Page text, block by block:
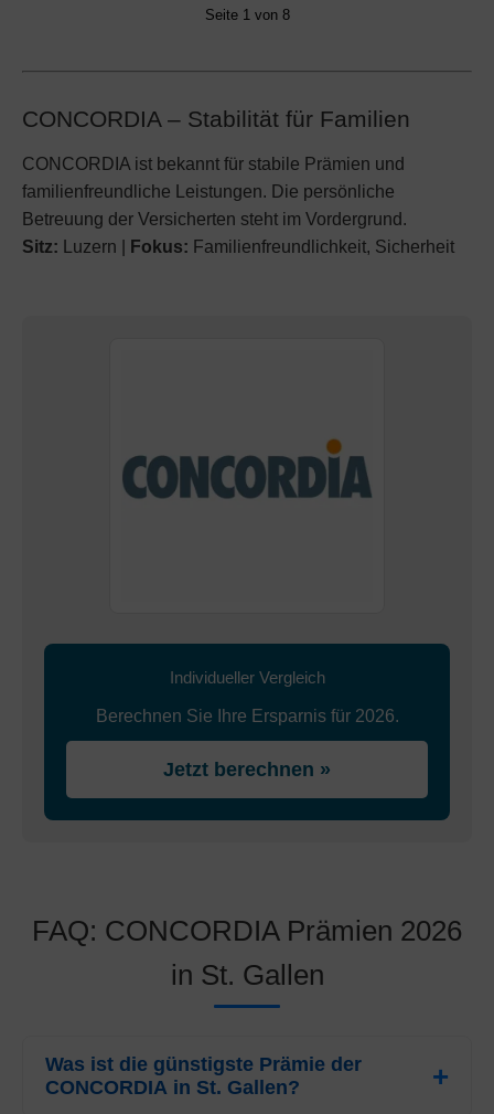
Seite 1 von 8
CONCORDIA – Stabilität für Familien
CONCORDIA ist bekannt für stabile Prämien und
familienfreundliche Leistungen. Die persönliche
Betreuung der Versicherten steht im Vordergrund.
Sitz: Luzern | Fokus: Familienfreundlichkeit, Sicherheit
Individueller Vergleich
Berechnen Sie Ihre Ersparnis für 2026.
Jetzt berechnen »
FAQ: CONCORDIA Prämien 2026
in St. Gallen
Was ist die günstigste Prämie der
CONCORDIA in St. Gallen?